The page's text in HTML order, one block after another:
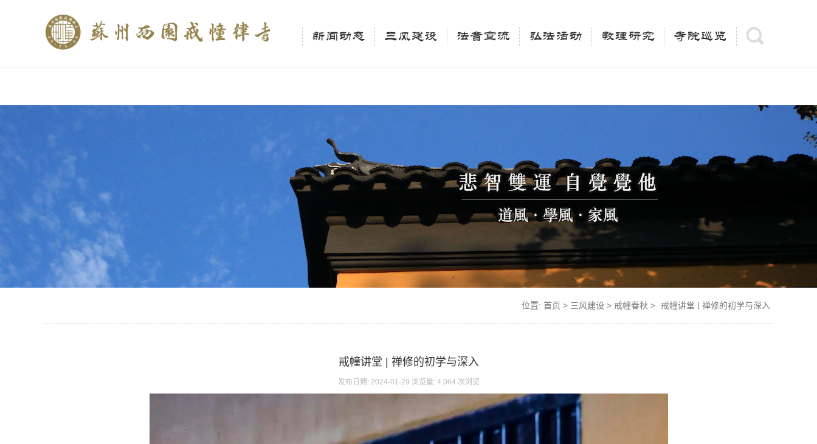
$description = category_description(); } elseif (is_tag()){ $keywords = single_tag_title('', false); $description = tag_description(); } $keywords = trim(strip_tags($keywords)); $description =
trim(strip_tags($description)); ?>
新闻动态 三风建设 法音宣流 弘法活动 教理研究 寺院巡览
位置: 首页 > 三风建设 > 戒幢春秋 > 戒幢讲堂 | 禅修的初学与深入
戒幢讲堂 | 禅修的初学与深入
发布日期: 2024-01-29 浏览量: 4,064 次浏览